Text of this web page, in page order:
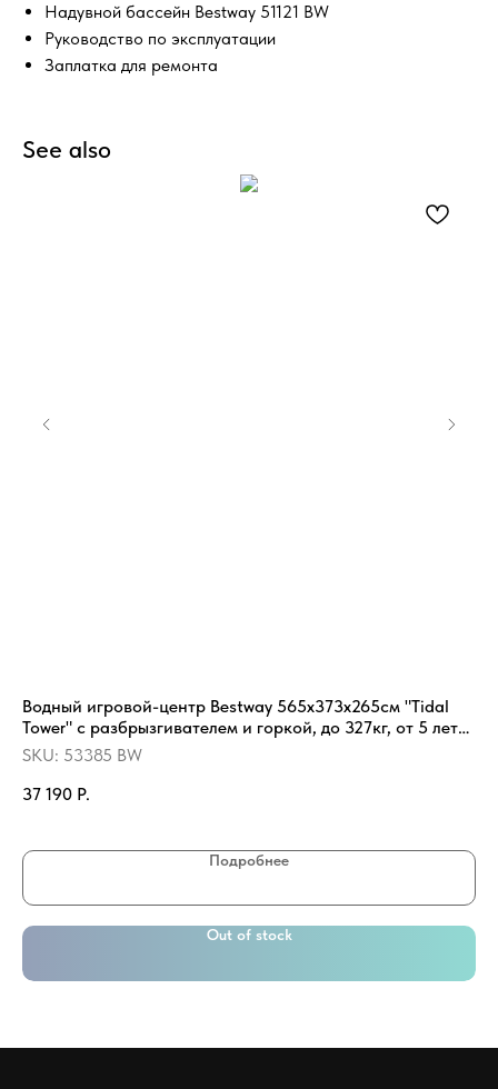
Надувной бассейн Bestway 51121 BW
Руководство по эксплуатации
Заплатка для ремонта
See also
Водный игровой-центр Bestway 565х373х265см "Tidal
Tower" с разбрызгивателем и горкой, до 327кг, от 5 лет
(53385 BW)
SKU: 53385 BW
37 190 Р.
Подробнее
Out of stock